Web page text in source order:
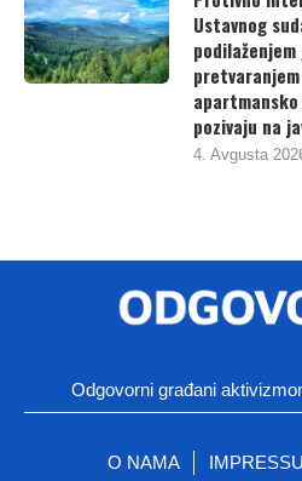
Ustavnog
pozivaju na
4. Avgusta
Odgovorni građani
O NAMA